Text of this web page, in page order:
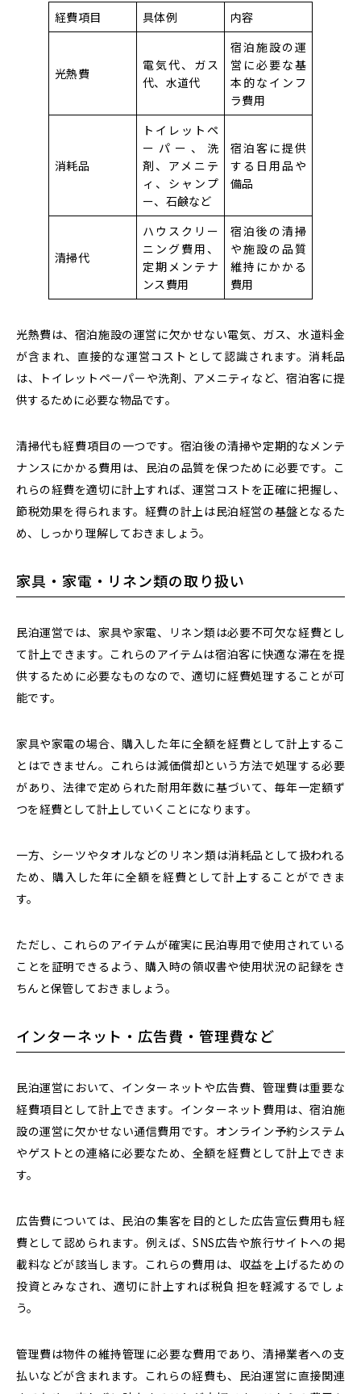
経費項目 具体例 内容
光熱費
電気代、ガス
代、水道代
宿泊施設の運
営に必要な基
本的なインフ
ラ費用
消耗品
トイレットペ
ーパー、洗
剤、アメニテ
ィ、シャンプ
ー、石鹸など
宿泊客に提供
する日用品や
備品
清掃代
ハウスクリー
ニング費用、
定期メンテナ
ンス費用
宿泊後の清掃
や施設の品質
維持にかかる
費用
光熱費は、宿泊施設の運営に欠かせない電気、ガス、水道料金
が含まれ、直接的な運営コストとして認識されます。消耗品
は、トイレットペーパーや洗剤、アメニティなど、宿泊客に提
供するために必要な物品です。
清掃代も経費項目の一つです。宿泊後の清掃や定期的なメンテ
ナンスにかかる費用は、民泊の品質を保つために必要です。こ
れらの経費を適切に計上すれば、運営コストを正確に把握し、
節税効果を得られます。経費の計上は民泊経営の基盤となるた
め、しっかり理解しておきましょう。
家具・家電・リネン類の取り扱い
民泊運営では、家具や家電、リネン類は必要不可欠な経費とし
て計上できます。これらのアイテムは宿泊客に快適な滞在を提
供するために必要なものなので、適切に経費処理することが可
能です。
家具や家電の場合、購入した年に全額を経費として計上するこ
とはできません。これらは減価償却という方法で処理する必要
があり、法律で定められた耐用年数に基づいて、毎年一定額ず
つを経費として計上していくことになります。
一方、シーツやタオルなどのリネン類は消耗品として扱われる
ため、購入した年に全額を経費として計上することができま
す。
ただし、これらのアイテムが確実に民泊専用で使用されている
ことを証明できるよう、購入時の領収書や使用状況の記録をき
ちんと保管しておきましょう。
インターネット・広告費・管理費など
民泊運営において、インターネットや広告費、管理費は重要な
経費項目として計上できます。インターネット費用は、宿泊施
設の運営に欠かせない通信費用です。オンライン予約システム
やゲストとの連絡に必要なため、全額を経費として計上できま
す。
広告費については、民泊の集客を目的とした広告宣伝費用も経
費として認められます。例えば、SNS広告や旅行サイトへの掲
載料などが該当します。これらの費用は、収益を上げるための
投資とみなされ、適切に計上すれば税負担を軽減するでしょ
う。
管理費は物件の維持管理に必要な費用であり、清掃業者への支
払いなどが含まれます。これらの経費も、民泊運営に直接関連